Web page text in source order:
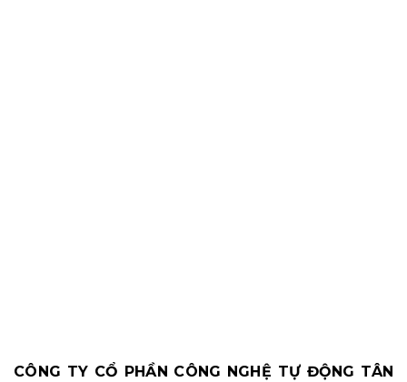
CÔNG TY CỔ PHẦN CÔNG NGHỆ TỰ ĐỘNG TÂN